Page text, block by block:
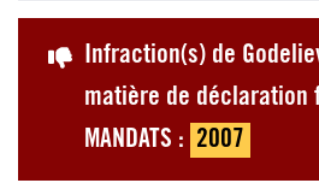
Infraction(s) de
matière de déclaration
MANDATS : 2007